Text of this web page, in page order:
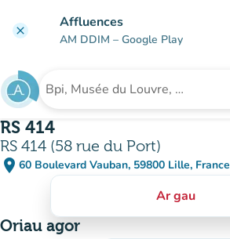
clear Affluences
AM DDIM – Google Play
Chwilio am sefydliad
RS 414
RS 414 (58 rue du Port)
place 60 Boulevard Vauban, 59800 Lille, France
(agor yn Google Maps)
(tab newydd)
Ar gau
Oriau agor